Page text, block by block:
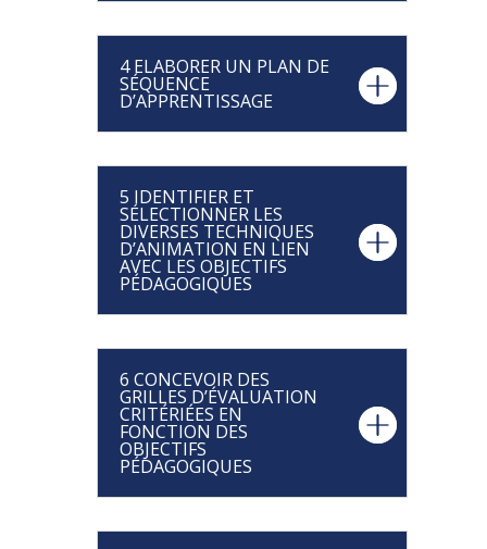
4 ELABORER UN PLAN DE
SÉQUENCE
D’APPRENTISSAGE
5 IDENTIFIER ET
SÉLECTIONNER LES
DIVERSES TECHNIQUES
D’ANIMATION EN LIEN
AVEC LES OBJECTIFS
PÉDAGOGIQUES
6 CONCEVOIR DES
GRILLES D’ÉVALUATION
CRITÉRIÉES EN
FONCTION DES
OBJECTIFS
PÉDAGOGIQUES